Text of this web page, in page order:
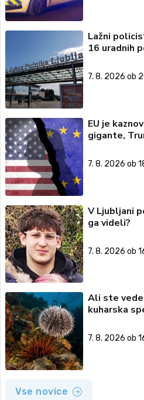
Lažni
16 uradnih
7. 8. 2026 ob
EU je
gigante,
7. 8. 2026 ob
V Ljubljani
ga videli?
7. 8. 2026 ob
Ali ste
kuharska
7. 8. 2026 ob
Vse novice